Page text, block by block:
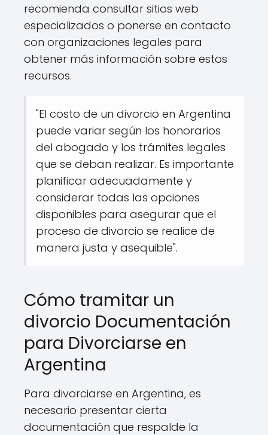
recomienda consultar sitios web
especializados o ponerse en contacto
con organizaciones legales para
obtener más información sobre estos
recursos.
"El costo de un divorcio en Argentina
puede variar según los honorarios
del abogado y los trámites legales
que se deban realizar. Es importante
planificar adecuadamente y
considerar todas las opciones
disponibles para asegurar que el
proceso de divorcio se realice de
manera justa y asequible".
Cómo tramitar un
divorcio Documentación
para Divorciarse en
Argentina
Para divorciarse en Argentina, es
necesario presentar cierta
documentación que respalde la